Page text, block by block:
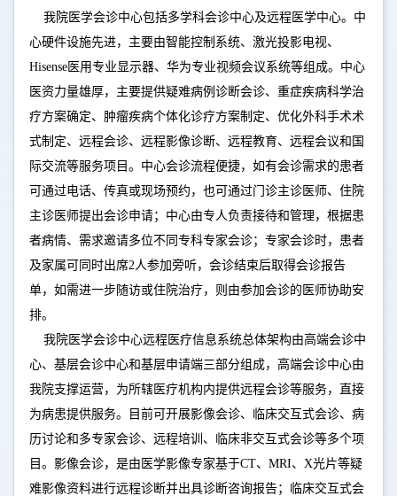
我院医学会诊中心包括多学科会诊中心及远程医学中心。中
心硬件设施先进，主要由智能控制系统、激光投影电视、
Hisense医用专业显示器、华为专业视频会议系统等组成。中心
医资力量雄厚，主要提供疑难病例诊断会诊、重症疾病科学治
疗方案确定、肿瘤疾病个体化诊疗方案制定、优化外科手术术
式制定、远程会诊、远程影像诊断、远程教育、远程会议和国
际交流等服务项目。中心会诊流程便捷，如有会诊需求的患者
可通过电话、传真或现场预约，也可通过门诊主诊医师、住院
主诊医师提出会诊申请；中心由专人负责接待和管理，根据患
者病情、需求邀请多位不同专科专家会诊；专家会诊时，患者
及家属可同时出席2人参加旁听，会诊结束后取得会诊报告
单，如需进一步随访或住院治疗，则由参加会诊的医师协助安
排。
我院医学会诊中心远程医疗信息系统总体架构由高端会诊中
心、基层会诊中心和基层申请端三部分组成，高端会诊中心由
我院支撑运营，为所辖医疗机构内提供远程会诊等服务，直接
为病患提供服务。目前可开展影像会诊、临床交互式会诊、病
历讨论和多专家会诊、远程培训、临床非交互式会诊等多个项
目。影像会诊，是由医学影像专家基于CT、MRI、X光片等疑
难影像资料进行远程诊断并出具诊断咨询报告；临床交互式会